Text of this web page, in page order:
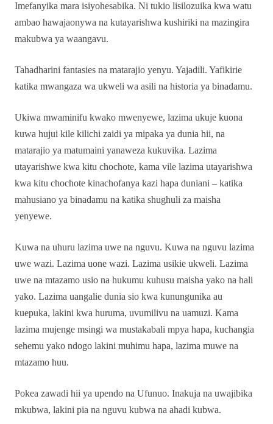
Imefanyika mara isiyohesabika. Ni tukio lisilozuika kwa watu
ambao hawajaonywa na kutayarishwa kushiriki na mazingira
makubwa ya waangavu.
Tahadharini fantasies na matarajio yenyu. Yajadili. Yafikirie
katika mwangaza wa ukweli wa asili na historia ya binadamu.
Ukiwa mwaminifu kwako mwenyewe, lazima ukuje kuona
kuwa hujui kile kilichi zaidi ya mipaka ya dunia hii, na
matarajio ya matumaini yanaweza kukuvika. Lazima
utayarishwe kwa kitu chochote, kama vile lazima utayarishwa
kwa kitu chochote kinachofanya kazi hapa duniani – katika
mahusiano ya binadamu na katika shughuli za maisha
yenyewe.
Kuwa na uhuru lazima uwe na nguvu. Kuwa na nguvu lazima
uwe wazi. Lazima uone wazi. Lazima usikie ukweli. Lazima
uwe na mtazamo usio na hukumu kuhusu maisha yako na hali
yako. Lazima uangalie dunia sio kwa kunungunika au
kuepuka, lakini kwa huruma, uvumilivu na uamuzi. Kama
lazima mujenge msingi wa mustakabali mpya hapa, kuchangia
sehemu yako ndogo lakini muhimu hapa, lazima muwe na
mtazamo huu.
Pokea zawadi hii ya upendo na Ufunuo. Inakuja na uwajibika
mkubwa, lakini pia na nguvu kubwa na ahadi kubwa.